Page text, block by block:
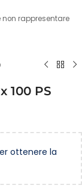
rappresentare
100 PS
ottenere la